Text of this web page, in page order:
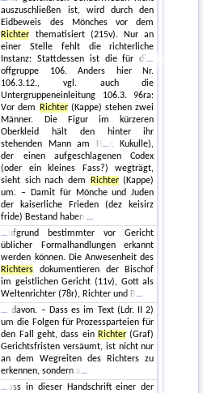
auszuschließen ist, wird durch den
Eidbeweis des Mönches vor dem
Richter thematisiert (215v). Nur an
einer Stelle fehlt die richterliche
Instanz: Stattdessen ist die für di
offgruppe 106. Anders hier Nr.
106.3.12., vgl. auch die
Untergruppeneinleitung 106.3. 96ra:
Vor dem
Richter(Kappe) stehen zwei
Männer. Die Figur im kürzeren
Oberkleid hält den hinter ihr
stehenden Mann am H
r, Kukulle),
der einen aufgeschlagenen Codex
(oder ein kleines Fass?) wegträgt,
sieht sich nach dem
Richter(Kappe)
um. – Damit für Mönche und Juden
der kaiserliche Frieden (dez keisirz
fride) Bestand haben
ufgrund bestimmter vor Gericht
üblicher Formalhandlungen erkannt
werden können. Die Anwesenheit des
Richters dokumentieren der Bischof
im geistlichen Gericht (11v), Gott als
Weltenrichter (78r), Richter und B
davon. – Dass es im Text (Ldr. II 2)
um die Folgen für Prozessparteien für
den Fall geht, dass ein Richter(Graf)
Gerichtsfristen versäumt, ist nicht nur
an dem Wegreiten des Richters zu
erkennen, sondern a
ass in dieser Handschrift einer der